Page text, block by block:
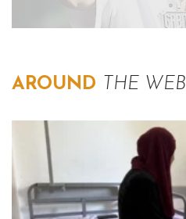
AROUND THE WEB